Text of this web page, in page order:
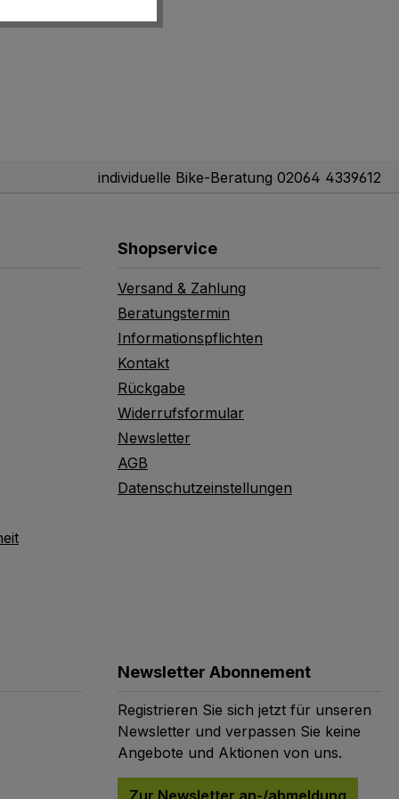
individuelle Bike-Beratung 02064 4339612
Shopservice
Versand & Zahlung
Beratungstermin
Informationspflichten
Kontakt
Rückgabe
Widerrufsformular
Newsletter
AGB
Datenschutzeinstellungen
Newsletter Abonnement
Registrieren Sie sich jetzt für unseren
Newsletter und verpassen Sie keine
Angebote und Aktionen von uns.